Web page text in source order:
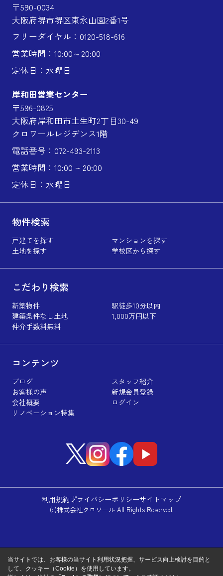
〒590-0034
大阪府堺市堺区東永山園2番1号
フリーダイヤル：0120-518-616
営業時間：10:00～20:00
定休日：水曜日
岸和田営業センター
〒596-0825
大阪府岸和田市土生町2丁目30-49
クロワールレジデンス1階
電話番号：072-493-2113
営業時間：10:00 ~ 20:00
定休日：水曜日
物件検索
戸建てを探す
マンションを探す
土地を探す
学校区から探す
こだわり検索
新築物件
駅徒歩10分以内
建築条件なし土地
1,000万円以下
仲介手数料無料
コンテンツ
ブログ
スタッフ紹介
お客様の声
新規会員登録
会社概要
ログイン
リノベーション特集
利用規約プライバシーポリシーサイトマップ
(c)株式会社クロワール All Rights Reserved.
当サイトでは、お客様の当サイト利用状況把握、サービス向上検討を目的と
して、クッキー（Cookie）を使用しています。